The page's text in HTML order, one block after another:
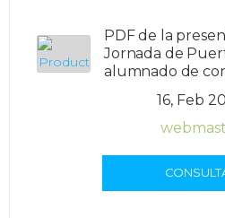
PDF de la
Jornada de
alumnado de
16, Feb